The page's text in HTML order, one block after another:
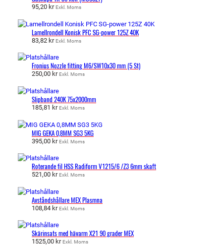
95,20 kr Exkl. Moms
Lamellrondell Konisk PFC SG-power 125Z 40K
83,82 kr Exkl. Moms
Fronius Nozzle fitting M6/SW10x30 mm (5 St)
250,00 kr Exkl. Moms
Slipband 240K 75x2000mm
185,81 kr Exkl. Moms
MIG GEKA 0,8MM SG3 5KG
395,00 kr Exkl. Moms
Roterande fil HSS Radiform V1215/6 /Z3 6mm skaft
521,00 kr Exkl. Moms
Avståndshållare MEX Plasmna
108,84 kr Exkl. Moms
Skärinsats med hävarm X21 90 grader MEX
1525,00 kr Exkl. Moms